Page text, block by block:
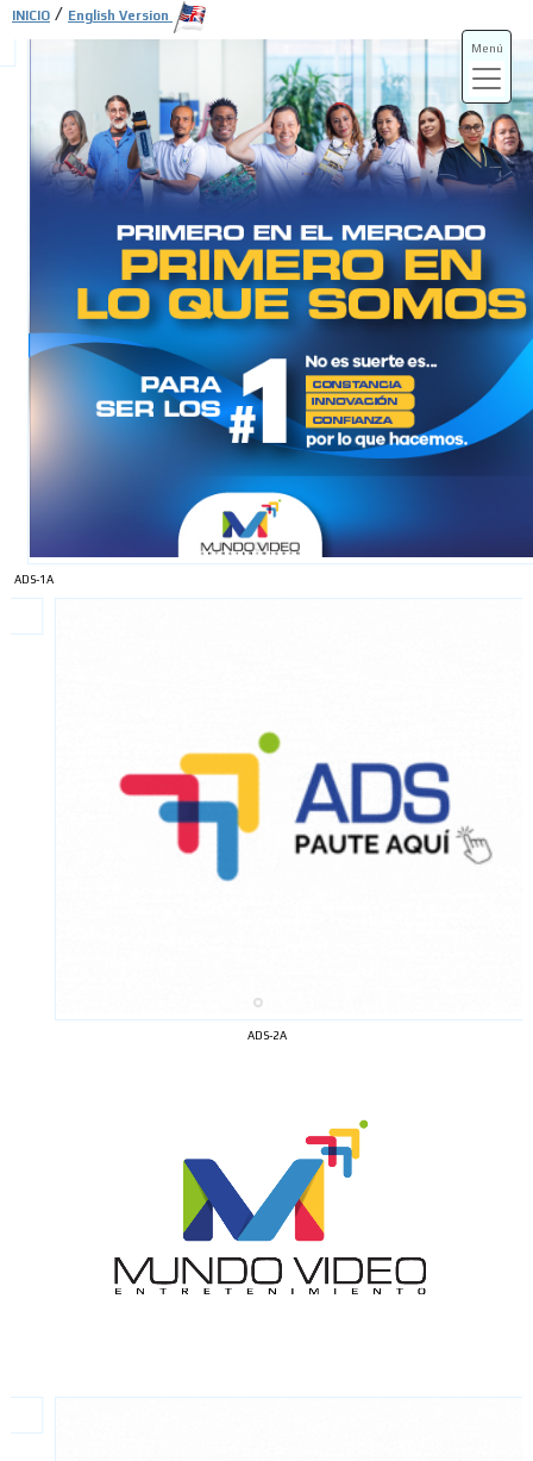
ADS-1A
ADS-2A
Menú
INICIO / English Version
ADS-3A
ADS-3B